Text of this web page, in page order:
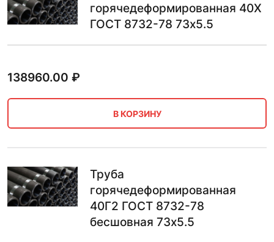
горячедеформированная 40Х
ГОСТ 8732-78 73х5.5
138960.00 ₽
В КОРЗИНУ
Труба
горячедеформированная
40Г2 ГОСТ 8732-78
бесшовная 73х5.5